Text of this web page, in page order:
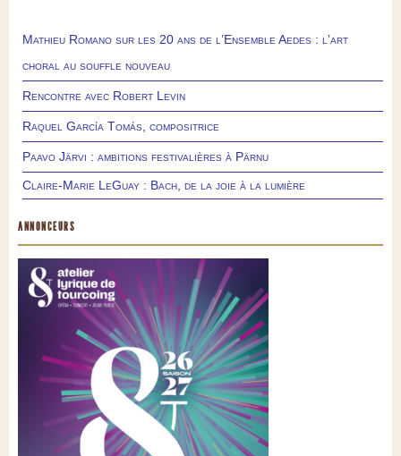
Mathieu Romano sur les 20 ans de l’Ensemble Aedes : l’art
choral au souffle nouveau
Rencontre avec Robert Levin
Raquel García Tomás, compositrice
Paavo Järvi : ambitions festivalières à Pärnu
Claire-Marie LeGuay : Bach, de la joie à la lumière
ANNONCEURS